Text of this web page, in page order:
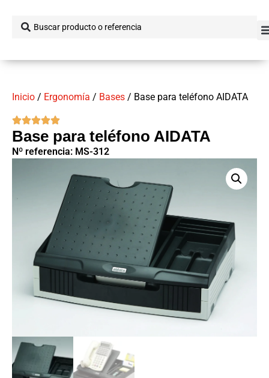
Inicio / Ergonomía / Bases / Base para teléfono AIDATA
Base para teléfono AIDATA
Nº referencia: MS-312